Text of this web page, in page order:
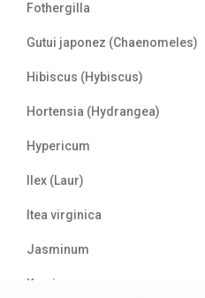
Fothergilla
Gutui japonez (Chaenomeles)
Hibiscus (Hybiscus)
Hortensia (Hydrangea)
Hypericum
Ilex (Laur)
Itea virginica
Jasminum
Kerria